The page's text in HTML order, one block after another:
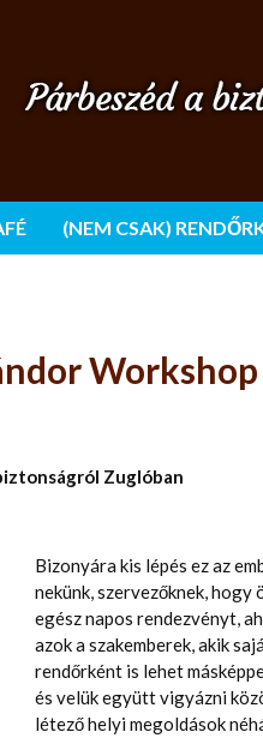
(NEM CSAK)
Workshop
Zuglóban
Bizonyára kis lépés ez az
nekünk, szervezőknek,
egész napos rendezvényt,
azok a szakemberek, akik
rendőrként is lehet
és velük együtt vigyázni
létező helyi megoldások